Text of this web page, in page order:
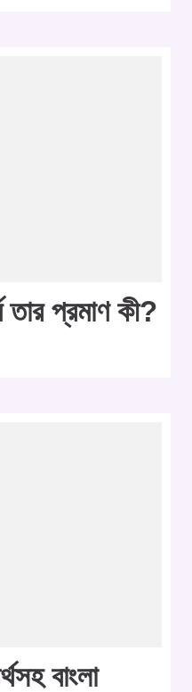
প্রমাণ কী?
বাংলা